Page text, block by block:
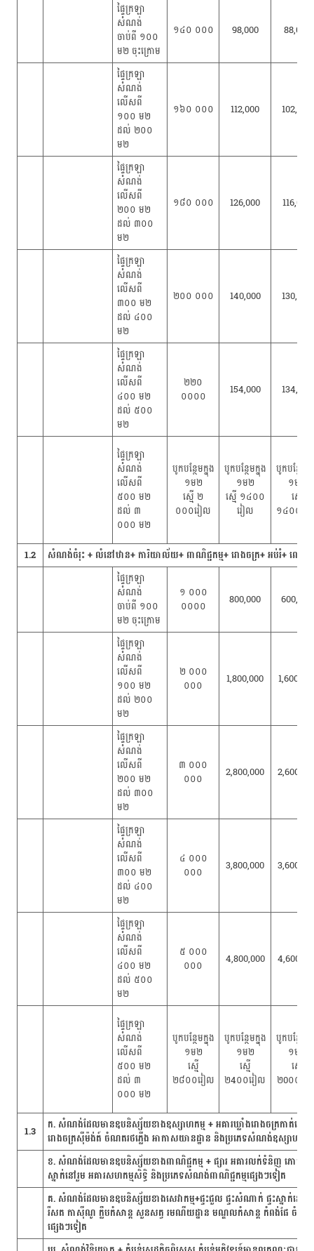
ផ្ទៃក្រឡា
សំណង់
ចាប់ពី ១០០
ម២ ចុះក្រោម
១៤០ ០០០ 98,000 88,000
ផ្ទៃក្រឡា
សំណង់
លើសពី
១០០ ម២
ដល់ ២០០
ម២
១៦០ ០០០ 112,000 102,000
ផ្ទៃក្រឡា
សំណង់
លើសពី
២០០ ម២
ដល់ ៣០០
ម២
១៨០ ០០០ 126,000 116,000
ផ្ទៃក្រឡា
សំណង់
លើសពី
៣០០ ម២
ដល់ ៤០០
ម២
២០០ ០០០ 140,000 130,000
ផ្ទៃក្រឡា
សំណង់
លើសពី
៤០០ ម២
ដល់ ៥០០
ម២
២២០
០០០០
154,000 134,000
ផ្ទៃក្រឡា
សំណង់
លើសពី
៥០០ ម២
ដល់ ៣
០០០ ម២
បូកបន្ថែមក្នុង​
១ម២
ស្មើ ២
០០០រៀល
បូកបន្ថែមក្នុង​
១ម២
ស្មើ ១៤០០
រៀល
បូកបន្ថែមក្
១ម២
ស្មើ
១៤០០រ
1.2
សំណង់ចំរុះ + លំនៅឋាន+ ការិយាល័យ+ ពាណិជ្ជកម្ម+ រោងចក្រ+ អប់រំ+ ពេ
ផ្ទៃក្រឡា
សំណង់
ចាប់ពី ១០០
ម២ ចុះក្រោម
១ ០០០
០០០០
800,000 600,000
ផ្ទៃក្រឡា
សំណង់
លើសពី
១០០ ម២
ដល់ ២០០
ម២
២ ០០០
០០០
1,800,000
ផ្ទៃក្រឡា
សំណង់
លើសពី
២០០ ម២
ដល់ ៣០០
ម២
៣ ០០០
០០០
2,800,000
ផ្ទៃក្រឡា
សំណង់
លើសពី
៣០០ ម២
ដល់ ៤០០
ម២
៤ ០០០
០០០
3,800,000
ផ្ទៃក្រឡា
សំណង់
លើសពី
៤០០ ម២
ដល់ ៥០០
ម២
៥ ០០០
០០០
4,800,000
ផ្ទៃក្រឡា
សំណង់
លើសពី
៥០០ ម២
ដល់ ៣
០០០ ម២
បូកបន្ថែមក្នុង​
១ម២
ស្មើ
២៨០០រៀល
បូកបន្ថែមក្នុង​
១ម២
ស្មើ
២4០០រៀល
បូកបន្ថែមក្
១ម២
ស្មើ
២0០០រ
1.3
ក. សំណង់ដែលមានឧបនិស្ស័យខាងឧស្សាហកម្ម + អគារឃ្លាំងរោងចក្រកាត់ដេរគ្រ
រោងចក្រស៊ីម៉ង់ត៍ ចំណតរថភ្លើង អាកាសយានដ្ឋាន និងប្រភេទសំណង់ឧស្សាហកម្ម
ខ. សំណង់ដែលមានឧបនិស្ស័យខាងពាណិជ្ជកម្ម + ផ្សារ អគារលក់ទំនិញ ភោជនីយដ្
ស្នាក់នៅរួម អគារសហកម្មសិទ្ធិ និងប្រភេទសំណង់ពាណិជ្ជកម្មផ្សេងៗទៀត
គ. សំណង់ដែលមានឧបនិស្ស័យខាងសេវាកម្ម+ផ្ទះជួល ផ្ទះសំណាក់ ផ្ទះស្នាក់នៅគ្
រីសត កាស៊ីណូ ក្លឹបកំសាន្ត សួនសត្វ រមណីយដ្ឋាន មណ្ឌលកំសាន្ត កំពង់ផែ ចំណត
ផ្សេងៗទៀត